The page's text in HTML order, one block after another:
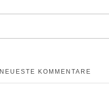
NEUESTE KOMMENTARE